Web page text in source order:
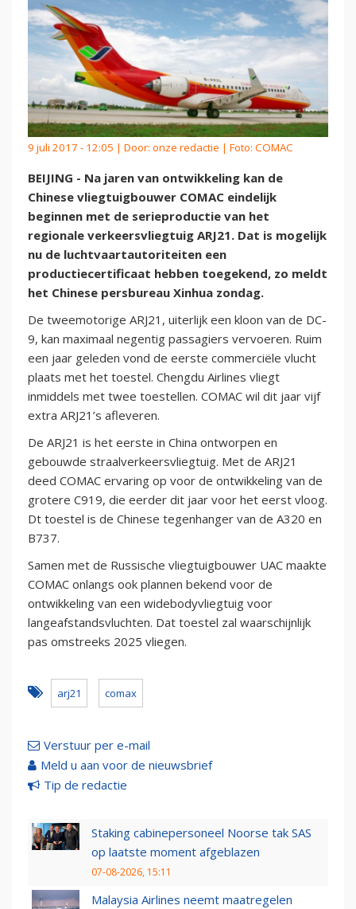
9 juli 2017 - 12:05 | Door: onze redactie | Foto: COMAC
BEIJING - Na jaren van ontwikkeling kan de
Chinese vliegtuigbouwer COMAC eindelijk
beginnen met de serieproductie van het
regionale verkeersvliegtuig ARJ21. Dat is mogelijk
nu de luchtvaartautoriteiten een
productiecertificaat hebben toegekend, zo meldt
het Chinese persbureau Xinhua zondag.
De tweemotorige ARJ21, uiterlijk een kloon van de DC-
9, kan maximaal negentig passagiers vervoeren. Ruim
een jaar geleden vond de eerste commerciële vlucht
plaats met het toestel. Chengdu Airlines vliegt
inmiddels met twee toestellen. COMAC wil dit jaar vijf
extra ARJ21’s afleveren.
De ARJ21 is het eerste in China ontworpen en
gebouwde straalverkeersvliegtuig. Met de ARJ21
deed COMAC ervaring op voor de ontwikkeling van de
grotere C919, die eerder dit jaar voor het eerst vloog.
Dt toestel is de Chinese tegenhanger van de A320 en
B737.
Samen met de Russische vliegtuigbouwer UAC maakte
COMAC onlangs ook plannen bekend voor de
ontwikkeling van een widebodyvliegtuig voor
langeafstandsvluchten. Dat toestel zal waarschijnlijk
pas omstreeks 2025 vliegen.
arj21 comax
Verstuur per e-mail
Meld u aan voor de nieuwsbrief
Tip de redactie
Staking cabinepersoneel Noorse tak SAS
op laatste moment afgeblazen
07-08-2026, 15:11
Malaysia Airlines neemt maatregelen